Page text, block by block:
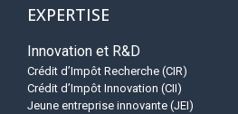
EXPERTISE
Innovation et R&D
Crédit d’Impôt Recherche (CIR)
Crédit d’Impôt Innovation (CII)
Jeune entreprise innovante (JEI)